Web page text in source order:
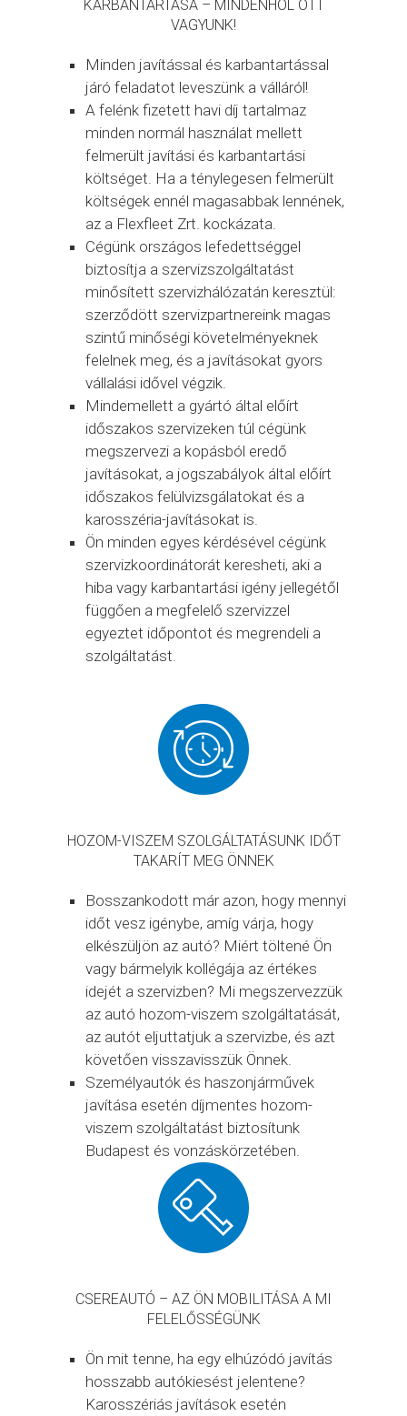
KARBANTARTÁSA – MINDENHOL OTT
VAGYUNK!
Minden javítással és karbantartással
járó feladatot leveszünk a válláról!
A felénk fizetett havi díj tartalmaz
minden normál használat mellett
felmerült javítási és karbantartási
költséget. Ha a ténylegesen felmerült
költségek ennél magasabbak lennének,
az a Flexfleet Zrt. kockázata.
Cégünk országos lefedettséggel
biztosítja a szervizszolgáltatást
minősített szervizhálózatán keresztül:
szerződött szervizpartnereink magas
szintű minőségi követelményeknek
felelnek meg, és a javításokat gyors
vállalási idővel végzik.
Mindemellett a gyártó által előírt
időszakos szervizeken túl cégünk
megszervezi a kopásból eredő
javításokat, a jogszabályok által előírt
időszakos felülvizsgálatokat és a
karosszéria-javításokat is.
Ön minden egyes kérdésével cégünk
szervizkoordinátorát keresheti, aki a
hiba vagy karbantartási igény jellegétől
függően a megfelelő szervizzel
egyeztet időpontot és megrendeli a
szolgáltatást.
HOZOM-VISZEM SZOLGÁLTATÁSUNK IDŐT
TAKARÍT MEG ÖNNEK
Bosszankodott már azon, hogy mennyi
időt vesz igénybe, amíg várja, hogy
elkészüljön az autó? Miért töltené Ön
vagy bármelyik kollégája az értékes
idejét a szervizben? Mi megszervezzük
az autó hozom-viszem szolgáltatását,
az autót eljuttatjuk a szervizbe, és azt
követően visszavisszük Önnek.
Személyautók és haszonjárművek
javítása esetén díjmentes hozom-
viszem szolgáltatást biztosítunk
Budapest és vonzáskörzetében.
CSEREAUTÓ – AZ ÖN MOBILITÁSA A MI
FELELŐSSÉGÜNK
Ön mit tenne, ha egy elhúzódó javítás
hosszabb autókiesést jelentene?
Karosszériás javítások esetén